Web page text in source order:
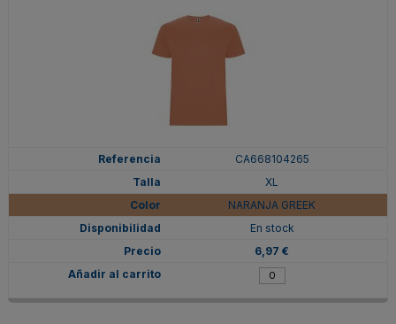
CA668104265
XL
NARANJA GREEK
En stock
6,97 €